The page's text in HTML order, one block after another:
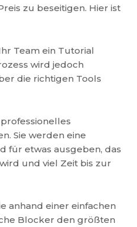
zu beseitigen. Hier ist
Team ein Tutorial
wird jedoch
die richtigen Tools
Sie werden eine
für etwas ausgeben, das
und viel Zeit bis zur
anhand einer einfachen
Blocker den größten